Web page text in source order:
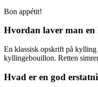
Bon appétit!
Hvordan laver man
En klassisk opskrift på
kyllingebouillon. Retten
Hvad er en god